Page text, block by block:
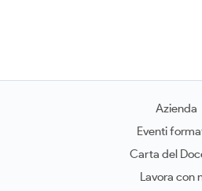
Azienda
Eventi
Carta del
Lavora con